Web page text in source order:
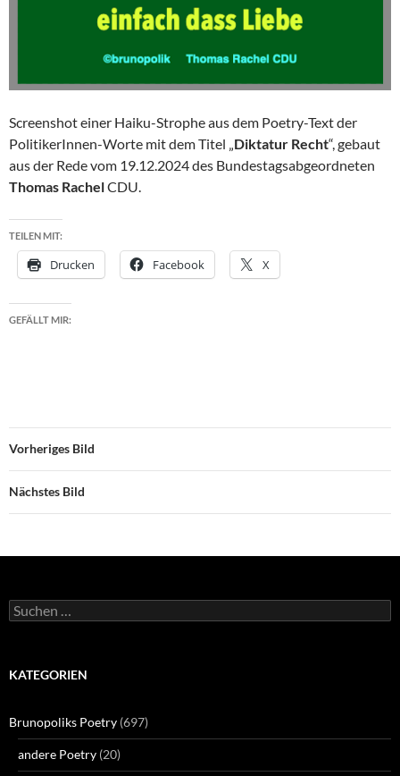
Screenshot einer Haiku-Strophe aus dem Poetry-Text der
PolitikerInnen-Worte mit dem Titel „Diktatur Recht“, gebaut
aus der Rede vom 19.12.2024 des Bundestagsabgeordneten
Thomas RachelCDU.
TEILEN MIT:
Drucken Facebook X
GEFÄLLT MIR:
Vorheriges Bild
Nächstes Bild
Suchen
nach:
KATEGORIEN
Brunopoliks Poetry (697)
andere Poetry (20)